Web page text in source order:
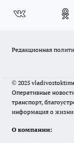
Редакционная
© 2025
Оперативные
транспорт,
информация о жизни
О компании: